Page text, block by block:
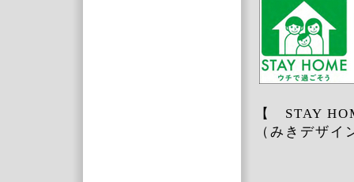
【 STAY
（みきデザ